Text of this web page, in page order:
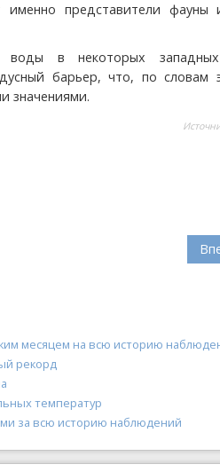
именно представители
в некоторых
барьер, что, по словам
значениями.
месяцем на всю историю
рекорд
температур
за всю историю наблюдений